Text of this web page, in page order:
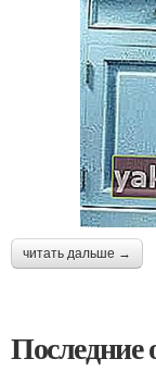
читать дальше →
Последние